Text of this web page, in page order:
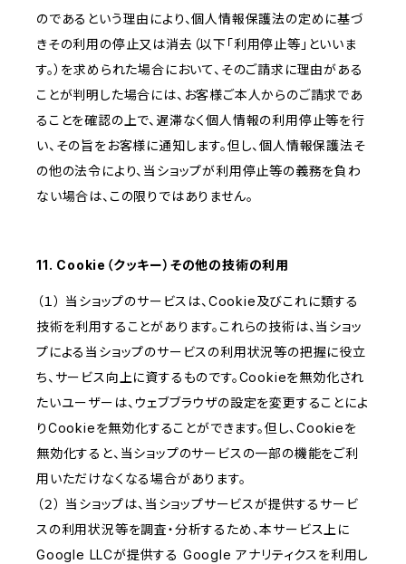
のであるという理由により、個人情報保護法の定めに基づ
きその利用の停止又は消去（以下「利用停止等」といいま
す。）を求められた場合において、そのご請求に理由がある
ことが判明した場合には、お客様ご本人からのご請求であ
ることを確認の上で、遅滞なく個人情報の利用停止等を行
い、その旨をお客様に通知します。但し、個人情報保護法そ
の他の法令により、当ショップが利用停止等の義務を負わ
ない場合は、この限りではありません。
11. Cookie（クッキー）その他の技術の利用
（１） 当ショップのサービスは、Cookie及びこれに類する
技術を利用することがあります。これらの技術は、当ショッ
プによる当ショップのサービスの利用状況等の把握に役立
ち、サービス向上に資するものです。Cookieを無効化され
たいユーザーは、ウェブブラウザの設定を変更することによ
りCookieを無効化することができます。但し、Cookieを
無効化すると、当ショップのサービスの一部の機能をご利
用いただけなくなる場合があります。
（２） 当ショップは、当ショップサービスが提供するサービ
スの利用状況等を調査・分析するため、本サービス上に
Google LLCが提供する Google アナリティクスを利用し